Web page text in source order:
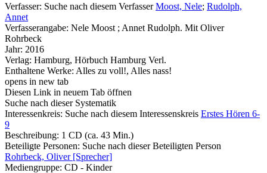
Verfasser: Suche nach diesem Verfasser Moost, Nele; Rudolph,
Annet
Verfasserangabe: Nele Moost ; Annet Rudolph. Mit Oliver
Rohrbeck
Jahr: 2016
Verlag: Hamburg, Hörbuch Hamburg Verl.
Enthaltene Werke: Alles zu voll!, Alles nass!
opens in new tab
Diesen Link in neuem Tab öffnen
Suche nach dieser Systematik
Interessenkreis: Suche nach diesem Interessenskreis Erstes Hören 6-
9
Beschreibung: 1 CD (ca. 43 Min.)
Beteiligte Personen: Suche nach dieser Beteiligten Person
Rohrbeck, Oliver [Sprecher]
Mediengruppe: CD - Kinder